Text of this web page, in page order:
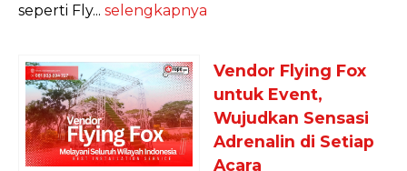
seperti Fly... selengkapnya
Vendor Flying Fox
untuk Event,
Wujudkan Sensasi
Adrenalin di Setiap
Acara